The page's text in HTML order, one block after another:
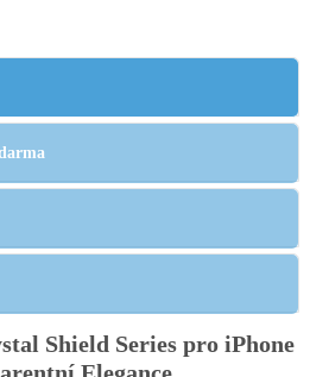
Shield Series pro iPhone